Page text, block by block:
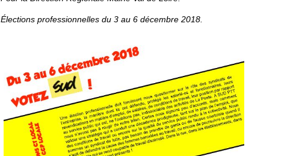
Élections professionnelles du 3 au 6 décembre 2018.